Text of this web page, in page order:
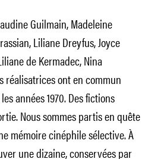
Guilmain, Madeleine
Liliane Dreyfus, Joyce
de Kermadec, Nina
réalisatrices ont en commun
années 1970. Des fictions
Nous sommes partis en quête
mémoire cinéphile sélective. À
une dizaine, conservées par